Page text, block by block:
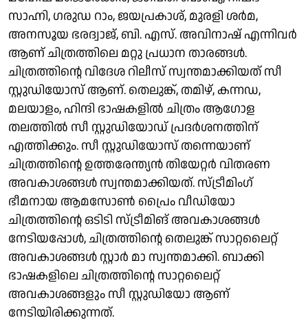
സാഹ്നി, ഗരുഡ റാം, ജയപ്രകാശ്, മുരളി ശർമ,
അനസൂയ ഭരദ്വാജ്, ബി. എസ്. അവിനാഷ് എന്നിവർ
ആണ് ചിത്രത്തിലെ മറ്റു പ്രധാന താരങ്ങൾ.
ചിത്രത്തിൻ്റെ വിദേശ റിലീസ് സ്വന്തമാക്കിയത് സീ
സ്റ്റുഡിയോസ് ആണ്. തെലുങ്ക്, തമിഴ്, കന്നഡ,
മലയാളം, ഹിന്ദി ഭാഷകളിൽ ചിത്രം ആഗോള
തലത്തിൽ സീ സ്റ്റുഡിയോഡ് പ്രദർശനത്തിന്
എത്തിക്കും. സീ സ്റ്റുഡിയോസ് തന്നെയാണ്
ചിത്രത്തിന്റെ ഉത്തരേന്ത്യൻ തിയേറ്റർ വിതരണ
അവകാശങ്ങൾ സ്വന്തമാക്കിയത്. സ്ട്രീമിംഗ്
ഭീമനായ ആമസോൺ പ്രൈം വീഡിയോ
ചിത്രത്തിന്റെ ഒടിടി സ്ട്രീമിങ് അവകാശങ്ങൾ
നേടിയപ്പോൾ, ചിത്രത്തിന്റെ തെലുങ്ക് സാറ്റലൈറ്റ്
അവകാശങ്ങൾ സ്റ്റാർ മാ സ്വന്തമാക്കി. ബാക്കി
ഭാഷകളിലെ ചിത്രത്തിൻ്റെ സാറ്റലൈറ്റ്
അവകാശങ്ങളും സീ സ്റ്റുഡിയോ ആണ്
നേടിയിരിക്കുന്നത്.